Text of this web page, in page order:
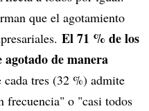
que el agotamiento
El 71 % de los
agotado de manera
tres (32 %) admite
frecuencia" o "casi todos